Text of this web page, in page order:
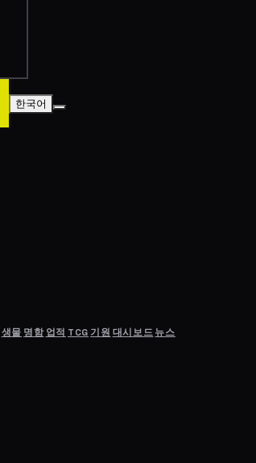
한국어
생물 명함 업적 TCG기원 대시보드뉴스